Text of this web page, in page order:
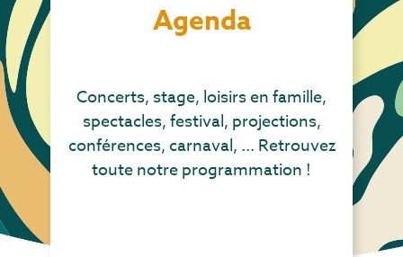
Agenda
Concerts, stage, loisirs en famille,
spectacles, festival, projections,
conférences, carnaval, ... Retrouvez
toute notre programmation !